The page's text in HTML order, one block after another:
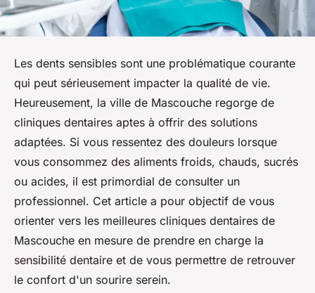
Les dents sensibles sont une problématique courante
qui peut sérieusement impacter la qualité de vie.
Heureusement, la ville de Mascouche regorge de
cliniques dentaires aptes à offrir des solutions
adaptées. Si vous ressentez des douleurs lorsque
vous consommez des aliments froids, chauds, sucrés
ou acides, il est primordial de consulter un
professionnel. Cet article a pour objectif de vous
orienter vers les meilleures cliniques dentaires de
Mascouche en mesure de prendre en charge la
sensibilité dentaire et de vous permettre de retrouver
le confort d'un sourire serein.